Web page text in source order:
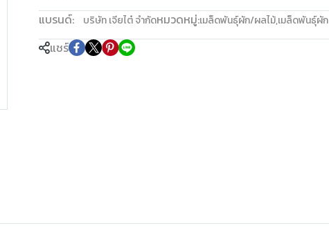
แบรนด์:
บริษัท เจียไต๋ จำกัดหมวดหมู่:เมล็ดพันธุ์ผัก/ผลไม้,เมล็ดพันธุ์ผัก
แชร์